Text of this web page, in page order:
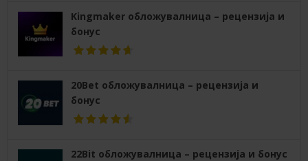
Kingmaker обложувалница – рецензија и
бонус
20Bet обложувалница – рецензија и
бонус
22Bit обложувалница – рецензија и бонус